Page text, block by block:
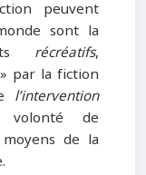
peuvent
sont la
récréatifs,
par la fiction
l’intervention
de
de la